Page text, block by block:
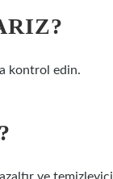
kontrol edin.